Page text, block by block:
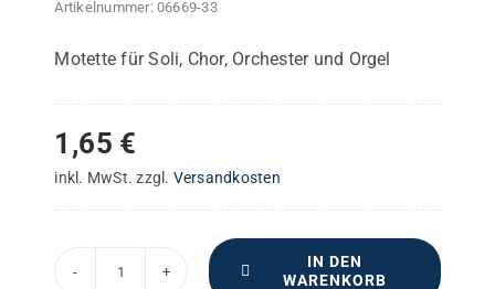
Artikelnummer: 06669-33
Motette für Soli, Chor, Orchester und Orgel
1,65 €
inkl. MwSt. zzgl. Versandkosten
IN DEN
WARENKORB